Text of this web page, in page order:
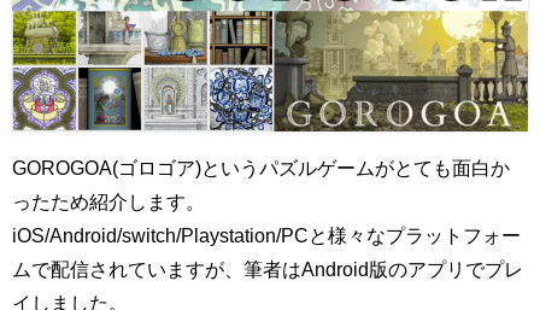
GOROGOA(ゴロゴア)というパズルゲームがとても面白か
ったため紹介します。
iOS/Android/switch/Playstation/PCと様々なプラットフォー
ムで配信されていますが、筆者はAndroid版のアプリでプレ
イしました。